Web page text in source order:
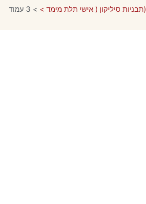
(תבניות סיליקון ( אישי תלת מימד > > 3 עמוד